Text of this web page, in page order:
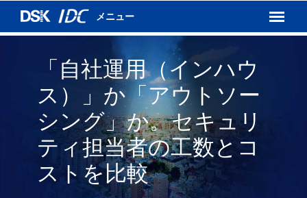
インターネットVPN
運用保守サービス
「自社運用（インハウ
ス）」か「アウトソー
シング」か。セキュリ
ティ担当者の工数とコ
ストを比較